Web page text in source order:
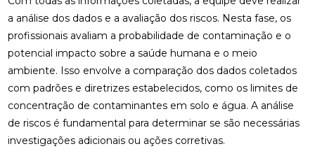
a análise dos dados e a avaliação dos riscos. Nesta fase, os
profissionais avaliam a probabilidade de contaminação e o
potencial impacto sobre a saúde humana e o meio
ambiente. Isso envolve a comparação dos dados coletados
com padrões e diretrizes estabelecidos, como os limites de
concentração de contaminantes em solo e água. A análise
de riscos é fundamental para determinar se são necessárias
investigações adicionais ou ações corretivas.